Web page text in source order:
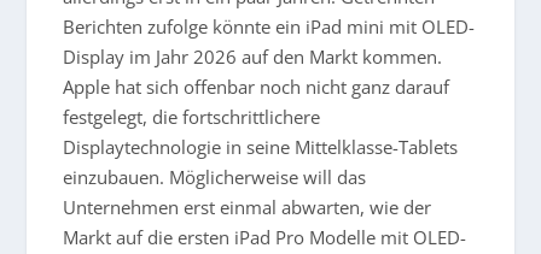
Berichten zufolge könnte ein iPad mini mit OLED-
Display im Jahr 2026 auf den Markt kommen.
Apple hat sich offenbar noch nicht ganz darauf
festgelegt, die fortschrittlichere
Displaytechnologie in seine Mittelklasse-Tablets
einzubauen. Möglicherweise will das
Unternehmen erst einmal abwarten, wie der
Markt auf die ersten iPad Pro Modelle mit OLED-